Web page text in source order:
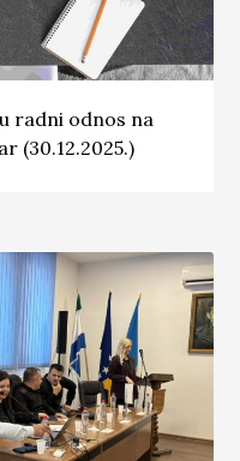
radni odnos na
(30.12.2025.)